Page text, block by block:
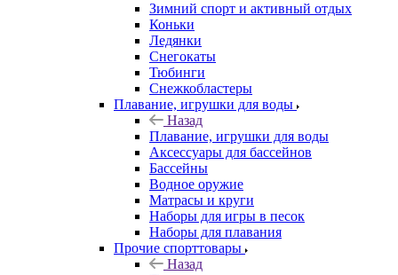
Зимний спорт и активный отдых
Коньки
Ледянки
Снегокаты
Тюбинги
Снежкобластеры
Плавание, игрушки для воды
Назад
Плавание, игрушки для воды
Аксессуары для бассейнов
Бассейны
Водное оружие
Матрасы и круги
Наборы для игры в песок
Наборы для плавания
Прочие спорттовары
Назад